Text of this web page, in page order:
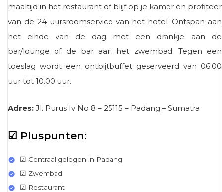
maaltijd in het restaurant of blijf op je kamer en profiteer
van de 24-uursroomservice van het hotel. Ontspan aan
het einde van de dag met een drankje aan de
bar/lounge of de bar aan het zwembad. Tegen een
toeslag wordt een ontbijtbuffet geserveerd van 06.00
uur tot 10.00 uur.
Adres: Jl. Purus Iv No 8 – 25115 – Padang – Sumatra
☑ Pluspunten:
☑ Centraal gelegen in Padang
☑ Zwembad
☑ Restaurant